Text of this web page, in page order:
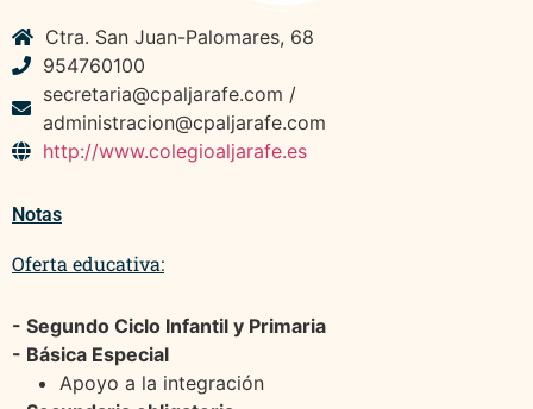
Ctra. San Juan-Palomares, 68
954760100
secretaria@cpaljarafe.com /
administracion@cpaljarafe.com
http://www.colegioaljarafe.es
Notas
Oferta educativa:
- Segundo Ciclo Infantil y Primaria
- Básica Especial
Apoyo a la integración